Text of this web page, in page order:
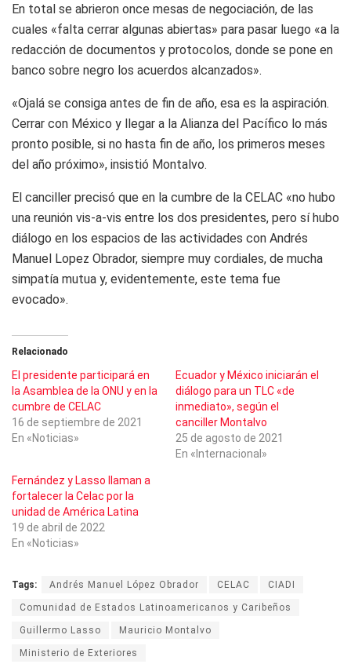
En total se abrieron once mesas de negociación, de las
cuales «falta cerrar algunas abiertas» para pasar luego «a la
redacción de documentos y protocolos, donde se pone en
banco sobre negro los acuerdos alcanzados».
«Ojalá se consiga antes de fin de año, esa es la aspiración.
Cerrar con México y llegar a la Alianza del Pacífico lo más
pronto posible, si no hasta fin de año, los primeros meses
del año próximo», insistió Montalvo.
El canciller precisó que en la cumbre de la CELAC «no hubo
una reunión vis-a-vis entre los dos presidentes, pero sí hubo
diálogo en los espacios de las actividades con Andrés
Manuel Lopez Obrador, siempre muy cordiales, de mucha
simpatía mutua y, evidentemente, este tema fue
evocado».
Relacionado
El presidente participará en
la Asamblea de la ONU y en la
cumbre de CELAC
16 de septiembre de 2021
En «Noticias»
Ecuador y México iniciarán el
diálogo para un TLC «de
inmediato», según el
canciller Montalvo
25 de agosto de 2021
En «Internacional»
Fernández y Lasso llaman a
fortalecer la Celac por la
unidad de América Latina
19 de abril de 2022
En «Noticias»
Tags: Andrés Manuel López Obrador CELAC CIADI
Comunidad de Estados Latinoamericanos y Caribeños
Guillermo Lasso Mauricio Montalvo
Ministerio de Exteriores